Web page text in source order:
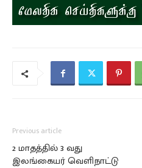
Previous article
2 மாதத்தில் 3 வது
இலங்கையர் வெளிநாட்டு